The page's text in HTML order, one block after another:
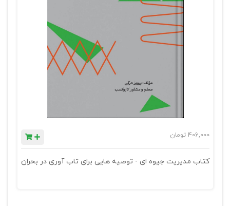
406,000 تومان
کتاب مدیریت جیوه ای - توصیه هایی برای تاب آوری در بحران